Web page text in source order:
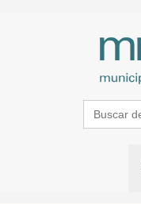
Search
for: